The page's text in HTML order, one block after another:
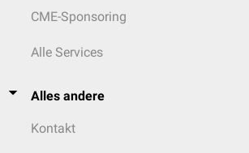
CME-Sponsoring
Alle Services
Alles andere
Kontakt